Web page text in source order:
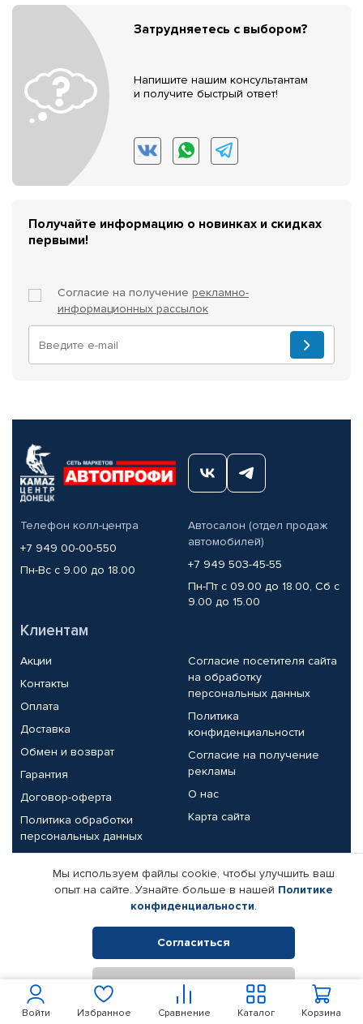
Войти Избранное Сравнение Корзина
Каталог
Затрудняетесь с выбором?
Напишите нашим консультантам
и получите быстрый ответ!
Получайте информацию о новинках и скидках
первыми!
Согласие на получение рекламно-
информационных рассылок
Телефон колл-центра
+7 949 00-00-550
Пн-Вс с 9.00 до 18.00
Автосалон (отдел продаж
автомобилей)
+7 949 503-45-55
Пн-Пт с 09.00 до 18.00, Сб с
9.00 до 15.00
Клиентам
Акции
Контакты
Оплата
Доставка
Обмен и возврат
Гарантия
Договор-оферта
Политика обработки
персональных данных
Согласие посетителя сайта
на обработку
персональных данных
Политика
конфиденциальности
Согласие на получение
рекламы
О нас
Карта сайта
Партнерам
Корпоративным клиентам
Поставщикам
Реквизиты компании
© КАМАЗ ЦЕНТР ДОНЕЦК, 2015-2026. Все права защищены.
Интернет-магазин автомобильных товаров Автопрофи.
Мы используем файлы cookie, чтобы улучшить ваш
опыт на сайте. Узнайте больше в нашей Политике
конфиденциальности.
Согласиться
Отклонить